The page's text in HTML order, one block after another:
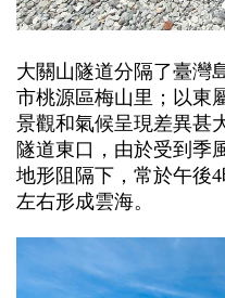
大關山隧道分隔了臺灣
市桃源區梅山里；以東
景觀和氣候呈現差異甚
隧道東口，由於受到季
地形阻隔下，常於午後
左右形成雲海。